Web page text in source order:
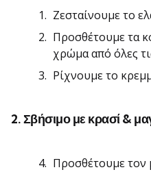
Ζεσταίνουμε το
Προσθέτουμε τα
χρώμα από όλες
Ρίχνουμε το
2. Σβήσιμο με κρασί &
Προσθέτουμε τον